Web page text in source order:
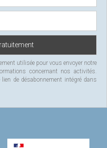
utilisée pour vous envoyer notre
concernant nos activités.
de désabonnement intégré dans